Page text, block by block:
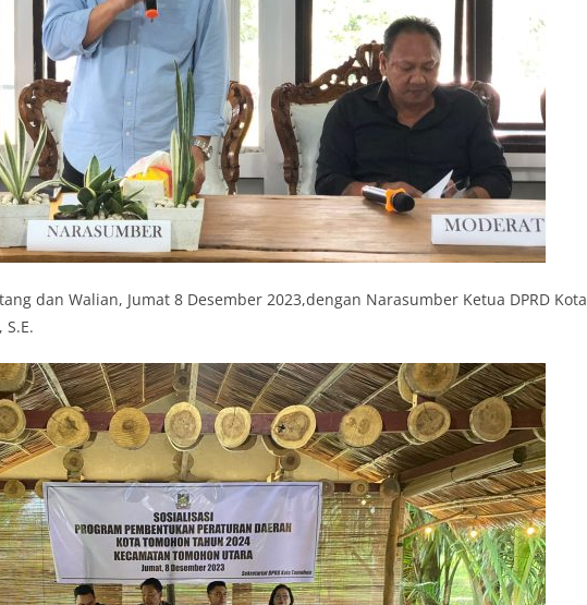
dan Walian, Jumat 8 Desember 2023,dengan Narasumber Ketua DPRD Kota